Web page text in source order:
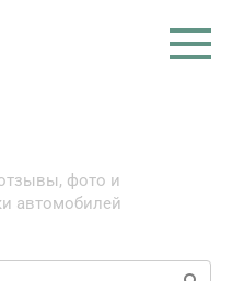
фото и
автомобилей